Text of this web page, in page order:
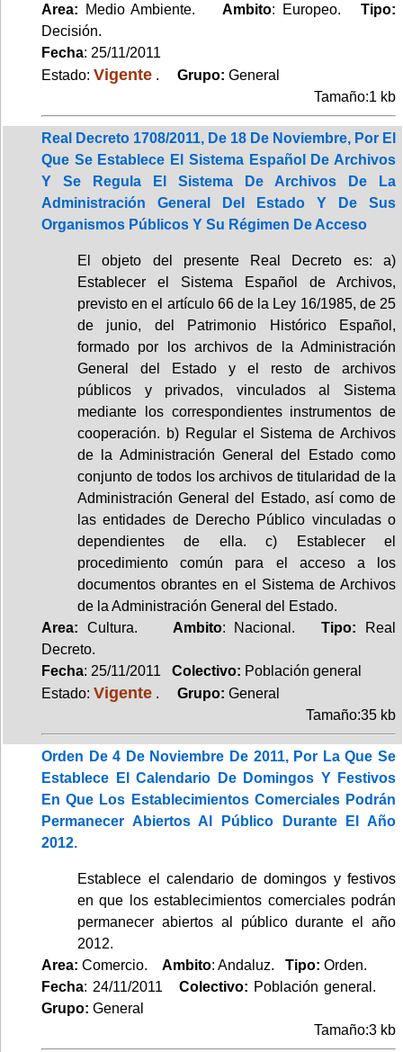
Area: Medio Ambiente. Ambito: Europeo. Tipo:
Decisión.
Fecha: 25/11/2011
Estado: Vigente . Grupo: General
Tamaño:1 kb
Real Decreto 1708/2011, De 18 De Noviembre, Por El
Que Se Establece El Sistema Español De Archivos
Y Se Regula El Sistema De Archivos De La
Administración General Del Estado Y De Sus
Organismos Públicos Y Su Régimen De Acceso
El objeto del presente Real Decreto es: a)
Establecer el Sistema Español de Archivos,
previsto en el artículo 66 de la Ley 16/1985, de 25
de junio, del Patrimonio Histórico Español,
formado por los archivos de la Administración
General del Estado y el resto de archivos
públicos y privados, vinculados al Sistema
mediante los correspondientes instrumentos de
cooperación. b) Regular el Sistema de Archivos
de la Administración General del Estado como
conjunto de todos los archivos de titularidad de la
Administración General del Estado, así como de
las entidades de Derecho Público vinculadas o
dependientes de ella. c) Establecer el
procedimiento común para el acceso a los
documentos obrantes en el Sistema de Archivos
de la Administración General del Estado.
Area: Cultura. Ambito: Nacional.Tipo:
Real
Decreto.
Fecha: 25/11/2011 Colectivo: Población general
Estado: Vigente . Grupo: General
Tamaño:35 kb
Orden De 4 De Noviembre De 2011, Por La Que Se
Establece El Calendario De Domingos Y Festivos
En Que Los Establecimientos Comerciales Podrán
Permanecer Abiertos Al Público Durante El Año
2012.
Establece el calendario de domingos y festivos
en que los establecimientos comerciales podrán
permanecer abiertos al público durante el año
2012.
Area: Comercio. Ambito: Andaluz. Tipo: Orden.
Fecha: 24/11/2011 Colectivo: Población general.
Grupo: General
Tamaño:3 kb